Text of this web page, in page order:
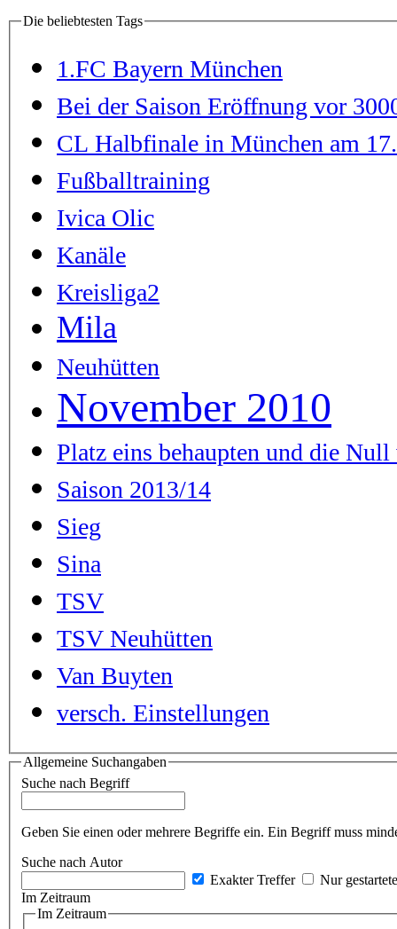
Die beliebtesten Tags
1.FC Bayern München
Bei der Saison Eröffnung vor
CL Halbfinale in München am
Fußballtraining
Ivica Olic
Kanäle
Kreisliga2
Mila
Neuhütten
November 2010
Platz eins behaupten und die
Saison 2013/14
Sieg
Sina
TSV
TSV Neuhütten
Van Buyten
versch. Einstellungen
Allgemeine Suchangaben
Suche nach Begriff
Geben Sie einen oder mehrere Begriffe ein. Ein Begriff muss
Suche nach Autor
Exakter Treffer
Nur
Im Zeitraum
Im Zeitraum